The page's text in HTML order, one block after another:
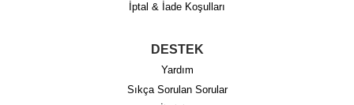
İptal & İade Koşulları
DESTEK
Yardım
Sıkça Sorulan Sorular